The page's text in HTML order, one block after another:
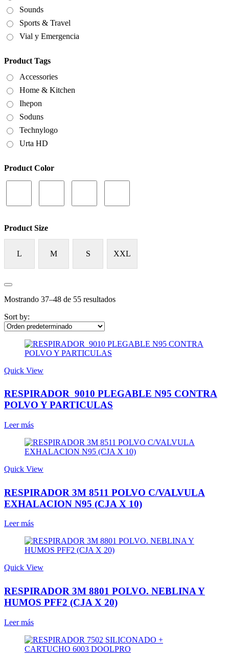
Sounds
Sports & Travel
Vial y Emergencia
Product Tags
Accessories
Home & Kitchen
Ihepon
Soduns
Technylogo
Urta HD
Product Color
Product Size
L M S XXL
Mostrando 37–48 de 55 resultados
Sort by:
Quick View
RESPIRADOR 9010 PLEGABLE N95 CONTRA
POLVO Y PARTICULAS
Leer más
Quick View
RESPIRADOR 3M 8511 POLVO C/VALVULA
EXHALACION N95 (CJA X 10)
Leer más
Quick View
RESPIRADOR 3M 8801 POLVO. NEBLINA Y
HUMOS PFF2 (CJA X 20)
Leer más